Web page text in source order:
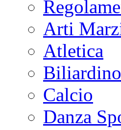
Arti
Atletica
Biliardino
Calcio
Danza